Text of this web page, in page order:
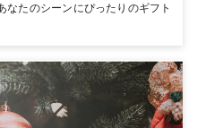
なたのシーンにぴったりのギフト